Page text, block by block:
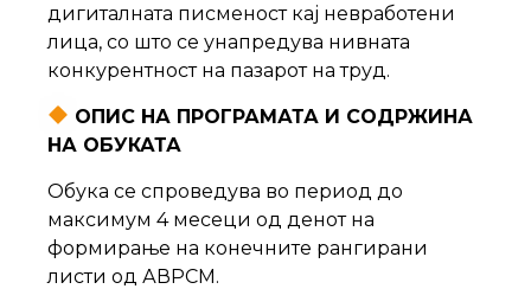
дигиталната писменост кај невработени
лица, со што се унапредува нивната
конкурентност на пазарот на труд.
ОПИС НА ПРОГРАМАТА И СОДРЖИНА
НА ОБУКАТА
Обука се спроведува во период до
максимум 4 месеци од денот на
формирање на конечните рангирани
листи од АВРСМ.